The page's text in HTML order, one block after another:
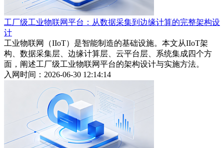
工厂级工业物联网平台：从数据采集到边缘计算的完整架构设
计
工业物联网（IIoT）是智能制造的基础设施。本文从IIoT架
构、数据采集层、边缘计算层、云平台层、系统集成四个方
面，阐述工厂级工业物联网平台的架构设计与实施方法。
入网时间：2026-06-30 12:14:14